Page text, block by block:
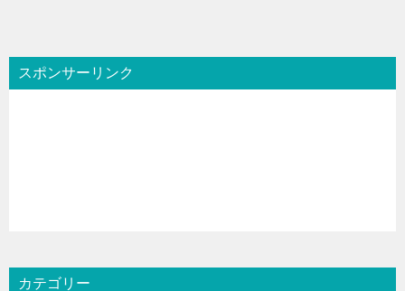
スポンサーリンク
カテゴリー